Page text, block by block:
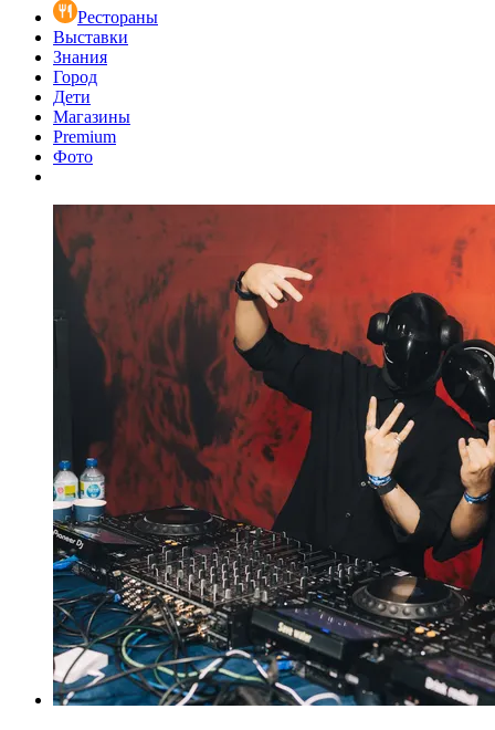
Рестораны
Выставки
Знания
Город
Дети
Магазины
Premium
Фото